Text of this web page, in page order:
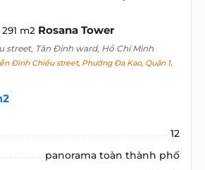
m2 Rosana Tower
street, Tân Định ward, Hồ Chí Minh
Đình Chiểu street, Phường Đa Kao, Quận 1,
12
panorama toàn thành phố